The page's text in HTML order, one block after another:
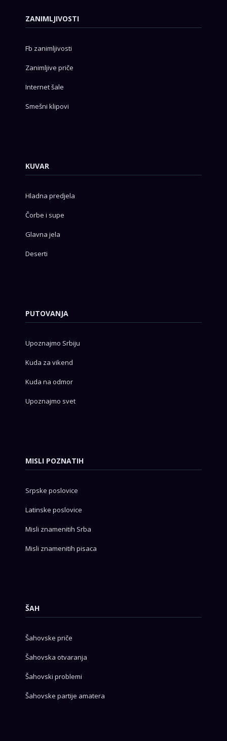
ZANIMLJIVOSTI
Fb zanimljivosti
Zanimljive priče
Internet šale
Smešni klipovi
KUVAR
Hladna predjela
Čorbe i supe
Glavna jela
Deserti
PUTOVANJA
Upoznajmo Srbiju
Kuda za vikend
Kuda na odmor
Upoznajmo svet
MISLI POZNATIH
Srpske poslovice
Latinske poslovice
Misli znamenitih Srba
Misli znamenitih pisaca
ŠAH
Šahovske priče
Šahovska otvaranja
Šahovski problemi
Šahovske partije amatera